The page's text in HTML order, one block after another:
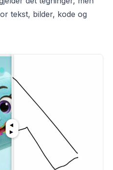
tekst, bilder, kode og